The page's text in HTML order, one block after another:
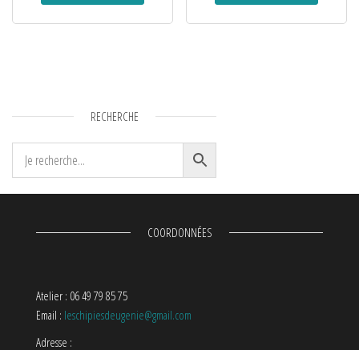
RECHERCHE
COORDONNÉES
Atelier : 06 49 79 85 75
Email : leschipiesdeugenie@gmail.com
Adresse :